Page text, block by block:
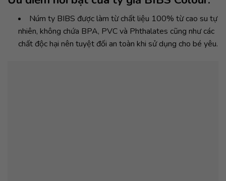
Núm ty BIBS được làm từ chất liệu 100% từ cao su tự
nhiên, không chứa BPA, PVC và Phthalates cũng như các
chất độc hại nên tuyệt đối an toàn khi sử dụng cho bé yêu.